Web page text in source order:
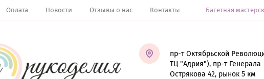
Оплата Новости Отзывы о нас Контакты Багетная
пр-т Октябрьской
ТЦ "Адрия"), пр-т Генерала
Острякова 42, рынок 5 км